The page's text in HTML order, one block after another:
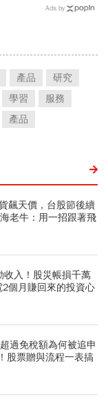
Ads by
產品
研究
學習
服務
產品
飆天價，台股節後續
老牛：用一招跟著飛
收入！股災帳損千萬
2個月賺回來的投資心
過免稅額為何被追申
股票贈與流程一表搞